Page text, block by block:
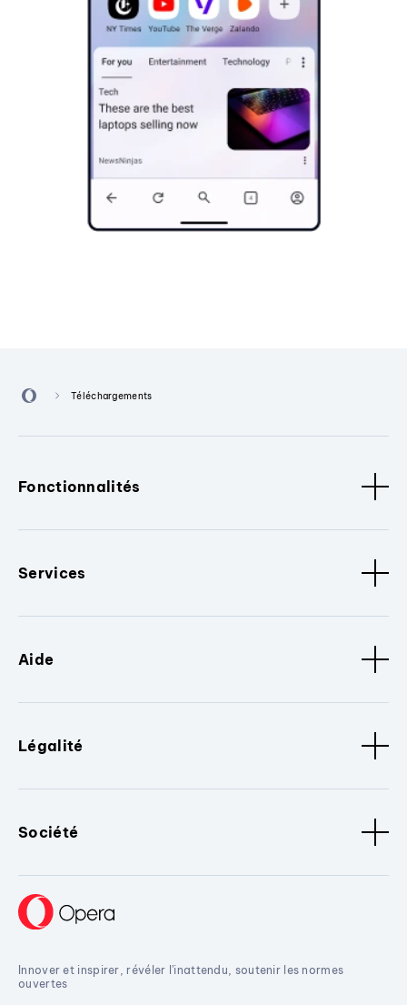
Téléchargements
Fonctionnalités
Services
Aide
Légalité
Société
Innover et inspirer, révéler l'inattendu, soutenir les normes
ouvertes